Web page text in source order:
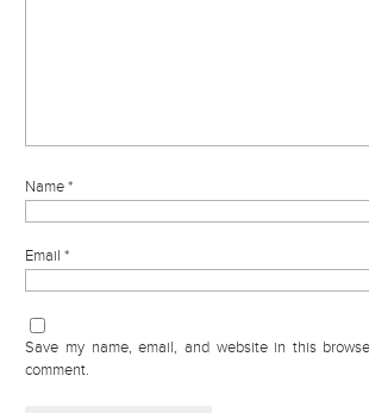
Name*
Email*
Save my name, email, and website in this
comment.